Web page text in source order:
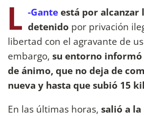
L -Gante está por alcanzar
detenido por privación
libertad con el agravante de
embargo, su entorno informó
de ánimo, que no deja de
nueva y hasta que subió 15
En las últimas horas, salió a la